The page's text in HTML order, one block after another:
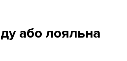
або лояльна